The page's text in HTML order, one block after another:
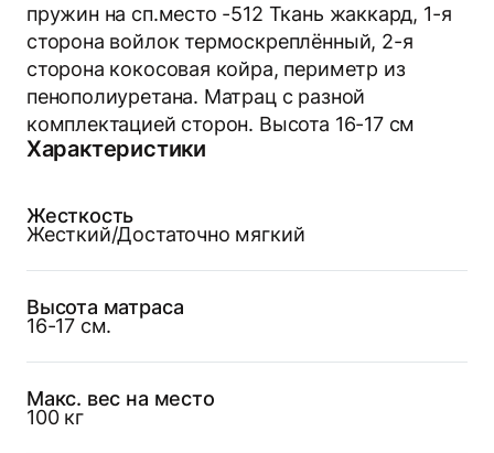
пружин на сп.место -512 Ткань жаккард, 1-я
сторона войлок термоскреплённый, 2-я
сторона кокосовая койра, периметр из
пенополиуретана. Матрац с разной
комплектацией сторон. Высота 16-17 см
Характеристики
Жесткость
Жесткий/Достаточно мягкий
Высота матраса
16-17 см.
Макс. вес на место
100 кг